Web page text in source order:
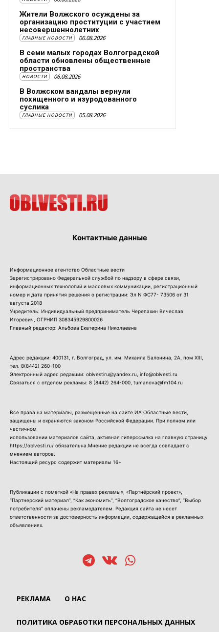
Жители Волжского осуждены за
организацию проституции с участием
несовершеннолетних
ГЛАВНЫЕ НОВОСТИ 06.08.2026
В семи малых городах Волгоградской
области обновлены общественные
пространства
НОВОСТИ 06.08.2026
В Волжском вандалы вернули
похищенного и изуродованного
суслика
ГЛАВНЫЕ НОВОСТИ 05.08.2026
Контактные данные
Информационное агентство Областные вести
Зарегистрировано Федеральной службой по надзору в сфере связи,
информационных технологий и массовых коммуникации, регистрационный
номер и дата принятия решения о регистрации: Эл N ФС77- 73506 от 31
августа 2018
Учредитель: Индивидуальный предприниматель Черепахин Вячеслав
Игоревич, ОГРНИП 308345929800026
Главный редактор: Альбова Екатерина Николаевна
Адрес редакции: 400131, г. Волгоград, ул. им. Михаила Балонина, 2А, пом XIII,
тел. 8(8442) 260-100
Электронный адрес редакции: oblvestiru@yandex.ru, info@oblvesti.ru
Связаться с отделом рекламы: 8 (8442) 264-000 , tumanova@fm104.ru
Все права на материалы, размещенные на сайте ИА Областные вести,
защищены и охраняются законом Российской Федерации. При полном или
частичном
использовании материалов сайта, активная гиперссылка на главную страницу
https://oblvesti.ru/ обязательна.Мнение редакции не всегда совпадает с
мнением авторов.
Настоящий ресурс содержит материалы 16+
Публикации с пометкой «На правах рекламы», «Партнёрский проект»,
“Партнерский материал”, “Как экономить”, “Волгоградское качество”, “Выбор
потребителя” оплачены рекламодателем. Редакция сайта не несет
ответственности за достоверность информации, содержащейся в рекламных
объявлениях.
РЕКЛАМА О НАС
ПОЛИТИКА ОБРАБОТКИ ПЕРСОНАЛЬНЫХ ДАННЫХ